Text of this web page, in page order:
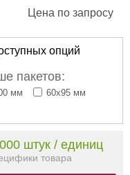
Цена по запросу
опций
пакетов:
мм
60х95 мм
штук / единиц
товара